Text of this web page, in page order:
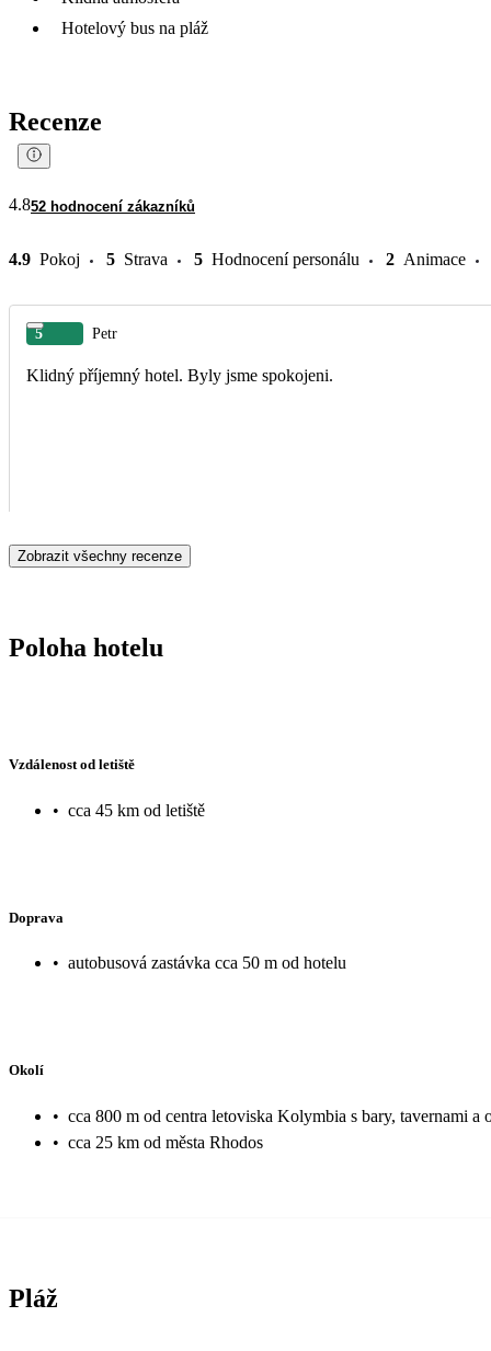
Hotelový bus na pláž
Recenze
4.852 hodnocení zákazníků
4.9 Pokoj 5 Strava 5 Hodnocení personálu 2 Animace
5 Petr
Klidný příjemný hotel. Byly jsme spokojeni.
Zobrazit všechny recenze
Poloha hotelu
Vzdálenost od letiště
• cca 45 km od letiště
Doprava
• autobusová zastávka cca 50 m od hotelu
Okolí
• cca 800 m od centra letoviska Kolymbia s bary, tavernami a
• cca 25 km od města Rhodos
Pláž